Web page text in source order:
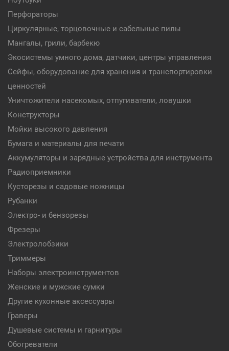
Перфораторы
Циркулярные, торцовочные и сабельные пилы
Мангалы, грили, барбекю
Экосистемы умного дома, датчики, центры управления
Сейфы, оборудование для хранения и транспортировки
ценностей
Уничтожители насекомых, отпугиватели, ловушки
Конструкторы
Мойки высокого давления
Бумага и материалы для печати
Аккумуляторы и зарядные устройства для инструмента
Радиоприемники
Кусторезы и садовые ножницы
Рубанки
Электро- и бензорезы
Фрезеры
Электролобзики
Триммеры
Наборы электроинструментов
Женские и мужские сумки
Другие кухонные аксессуары
Граверы
Душевые системы и гарнитуры
Обогреватели